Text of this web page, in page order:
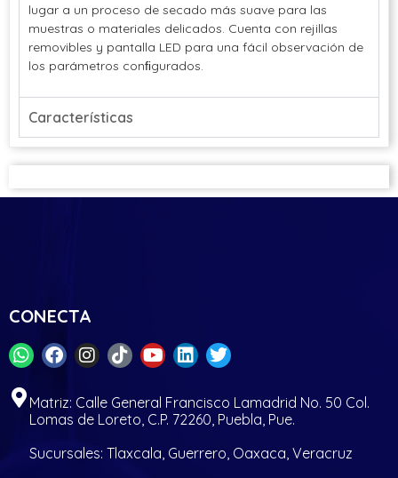
lugar a un proceso de secado más suave para las
muestras o materiales delicados. Cuenta con rejillas
removibles y pantalla LED para una fácil observación de
los parámetros conﬁgurados.
Características
CONECTA
Matriz: Calle General Francisco Lamadrid No. 50 Col.
Lomas de Loreto, C.P. 72260, Puebla, Pue.
Sucursales: Tlaxcala, Guerrero, Oaxaca, Veracruz